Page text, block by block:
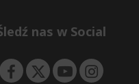
e
nas w Social